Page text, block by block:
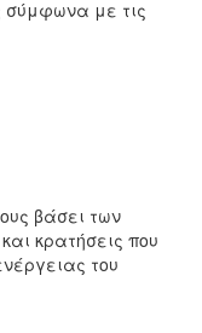
σύμφωνα με τις
βάσει των
κρατήσεις που
του